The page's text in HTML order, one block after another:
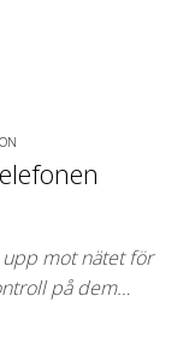
mot nätet för
på dem…